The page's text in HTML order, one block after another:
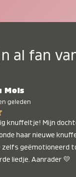
al fan
Mols
geleden
knuffeltje! Mijn
haar nieuwe
geëmotioneerd
liedje. Aanrader 💛